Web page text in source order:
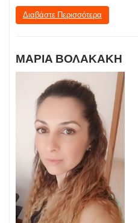
Διαβάστε Περισσότερα
ΜΑΡΊΑ ΒΟΛΑΚΆΚΗ